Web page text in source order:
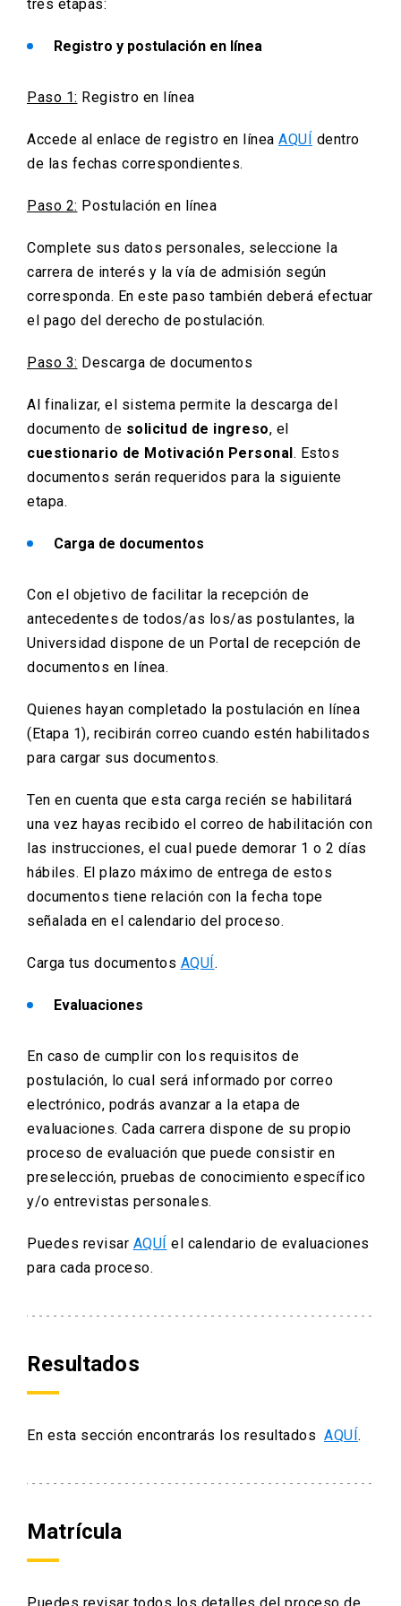
razones que motivan su postulación a
formación actual constituiría un aporte
corresponde, informar también las
actividades extraacadémicas
hasta el momento de su postulación
tres etapas:
Registro y postulación en línea
Paso 1: Registro en línea
Accede al enlace de registro en línea AQUÍ dentro
de las fechas correspondientes.
Paso 2: Postulación en línea
Complete sus datos personales, seleccione la
carrera de interés y la vía de admisión según
corresponda. En este paso también deberá efectuar
el pago del derecho de postulación.
Paso 3: Descarga de documentos
Al finalizar, el sistema permite la descarga del
documento de solicitud de ingreso, el
cuestionario de Motivación Personal. Estos
documentos serán requeridos para la siguiente
etapa.
Carga de documentos
Con el objetivo de facilitar la recepción de
antecedentes de todos/as los/as postulantes, la
Universidad dispone de un Portal de recepción de
documentos en línea.
Quienes hayan completado la postulación en línea
(Etapa 1), recibirán correo cuando estén habilitados
para cargar sus documentos.
Ten en cuenta que esta carga recién se habilitará
una vez hayas recibido el correo de habilitación con
las instrucciones, el cual puede demorar 1 o 2 días
hábiles. El plazo máximo de entrega de estos
documentos tiene relación con la fecha tope
señalada en el calendario del proceso.
Carga tus documentos AQUÍ.
Evaluaciones
En caso de cumplir con los requisitos de
postulación, lo cual será informado por correo
electrónico, podrás avanzar a la etapa de
evaluaciones. Cada carrera dispone de su propio
proceso de evaluación que puede consistir en
preselección, pruebas de conocimiento específico
y/o entrevistas personales.
Puedes revisar AQUÍ el calendario de evaluaciones
para cada proceso.
Resultados
En esta sección encontrarás los resultados AQUÍ.
Matrícula